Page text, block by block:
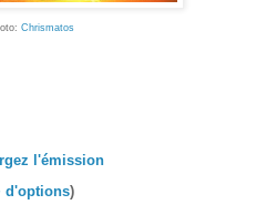
Chrismatos
l'émission
d'options)